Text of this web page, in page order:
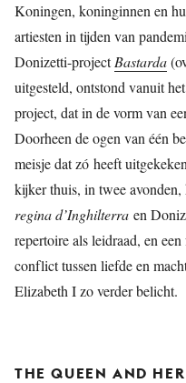
Koningen, koninginnen en
artiesten in tijden van
Donizetti-projectBastarda
uitgesteld, ontstond vanuit
project, dat in de vorm van
Doorheen de ogen van één
meisje dat zó heeft
kijker thuis, in twee avonden,
regina d’Inghilterra en
repertoire als leidraad, en
conflict tussen liefde en
Elizabeth I zo verder belicht.
THE QUEEN AND